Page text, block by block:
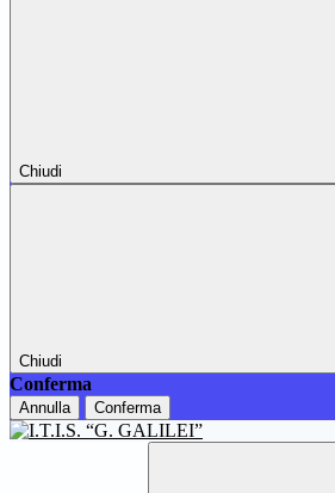
Chiudi
Chiudi
Conferma
Annulla Conferma